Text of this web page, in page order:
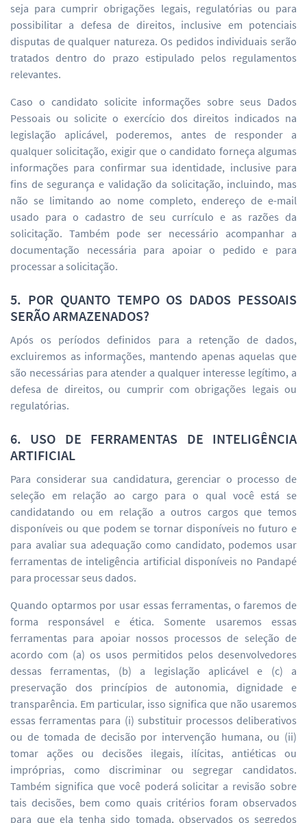
seja para cumprir obrigações legais, regulatórias ou para
possibilitar a defesa de direitos, inclusive em potenciais
disputas de qualquer natureza. Os pedidos individuais serão
tratados dentro do prazo estipulado pelos regulamentos
relevantes.
Caso o candidato solicite informações sobre seus Dados
Pessoais ou solicite o exercício dos direitos indicados na
legislação aplicável, poderemos, antes de responder a
qualquer solicitação, exigir que o candidato forneça algumas
informações para confirmar sua identidade, inclusive para
fins de segurança e validação da solicitação, incluindo, mas
não se limitando ao nome completo, endereço de e-mail
usado para o cadastro de seu currículo e as razões da
solicitação. Também pode ser necessário acompanhar a
documentação necessária para apoiar o pedido e para
processar a solicitação.
5. POR QUANTO TEMPO OS DADOS PESSOAIS
SERÃO ARMAZENADOS?
Após os períodos definidos para a retenção de dados,
excluiremos as informações, mantendo apenas aquelas que
são necessárias para atender a qualquer interesse legítimo, a
defesa de direitos, ou cumprir com obrigações legais ou
regulatórias.
6. USO DE FERRAMENTAS DE INTELIGÊNCIA
ARTIFICIAL
Para considerar sua candidatura, gerenciar o processo de
seleção em relação ao cargo para o qual você está se
candidatando ou em relação a outros cargos que temos
disponíveis ou que podem se tornar disponíveis no futuro e
para avaliar sua adequação como candidato, podemos usar
ferramentas de inteligência artificial disponíveis no Pandapé
para processar seus dados.
Quando optarmos por usar essas ferramentas, o faremos de
forma responsável e ética. Somente usaremos essas
ferramentas para apoiar nossos processos de seleção de
acordo com (a) os usos permitidos pelos desenvolvedores
dessas ferramentas, (b) a legislação aplicável e (c) a
preservação dos princípios de autonomia, dignidade e
transparência. Em particular, isso significa que não usaremos
essas ferramentas para (i) substituir processos deliberativos
ou de tomada de decisão por intervenção humana, ou (ii)
tomar ações ou decisões ilegais, ilícitas, antiéticas ou
impróprias, como discriminar ou segregar candidatos.
Também significa que você poderá solicitar a revisão sobre
tais decisões, bem como quais critérios foram observados
para que ela tenha sido tomada, observados os segredos